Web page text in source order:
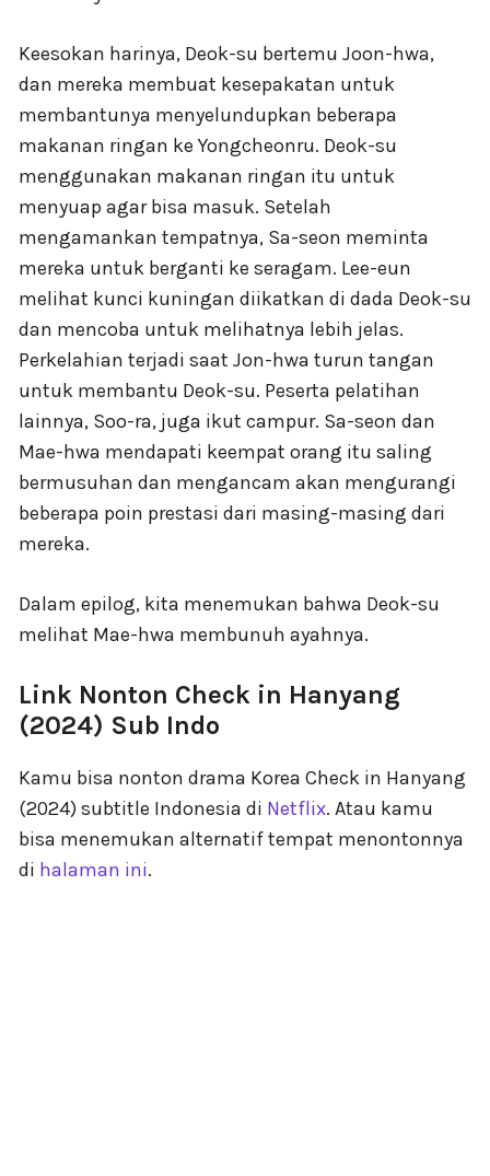
Keesokan harinya, Deok-su bertemu Joon-hwa,
dan mereka membuat kesepakatan untuk
membantunya menyelundupkan beberapa
makanan ringan ke Yongcheonru. Deok-su
menggunakan makanan ringan itu untuk
menyuap agar bisa masuk. Setelah
mengamankan tempatnya, Sa-seon meminta
mereka untuk berganti ke seragam. Lee-eun
melihat kunci kuningan diikatkan di dada Deok-su
dan mencoba untuk melihatnya lebih jelas.
Perkelahian terjadi saat Jon-hwa turun tangan
untuk membantu Deok-su. Peserta pelatihan
lainnya, Soo-ra, juga ikut campur. Sa-seon dan
Mae-hwa mendapati keempat orang itu saling
bermusuhan dan mengancam akan mengurangi
beberapa poin prestasi dari masing-masing dari
mereka.
Dalam epilog, kita menemukan bahwa Deok-su
melihat Mae-hwa membunuh ayahnya.
Link Nonton Check in Hanyang
(2024) Sub Indo
Kamu bisa nonton drama Korea Check in Hanyang
(2024) subtitle Indonesia di Netflix. Atau kamu
bisa menemukan alternatif tempat menontonnya
di halaman ini.